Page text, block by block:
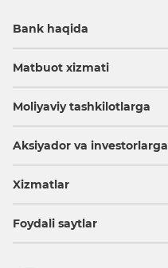
Bank haqida
Matbuot xizmati
Moliyaviy tashkilotlarga
Aksiyador va investorlarga
Xizmatlar
Foydali saytlar